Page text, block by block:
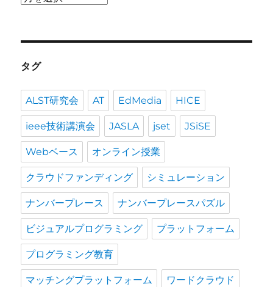
稿
タグ
ALST研究会 AT EdMedia HICE
ieee技術講演会 JASLA jset JSiSE
Webベース オンライン授業
クラウドファンディング シミュレーション
ナンバープレース ナンバープレースパズル
ビジュアルプログラミング プラットフォーム
プログラミング教育
マッチングプラットフォーム ワードクラウド